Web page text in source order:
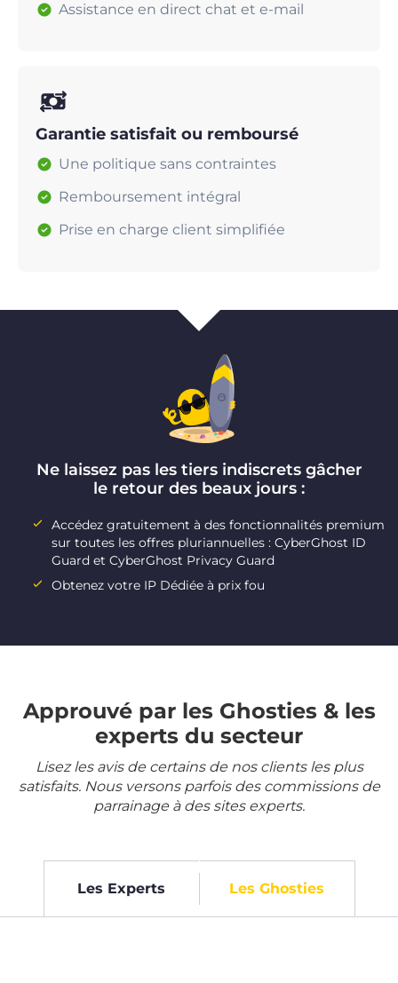
Assistance en direct chat et e-mail
Garantie satisfait ou remboursé
Une politique sans contraintes
Remboursement intégral
Prise en charge client simplifiée
Ne laissez pas les tiers indiscrets gâcher
le retour des beaux jours :
Accédez gratuitement à des fonctionnalités premium
sur toutes les offres pluriannuelles : CyberGhost ID
Guard et CyberGhost Privacy Guard
Obtenez votre IP Dédiée à prix fou
Approuvé par les Ghosties & les
experts du secteur
Lisez les avis de certains de nos clients les plus
satisfaits. Nous versons parfois des commissions de
parrainage à des sites experts.
Les Experts Les Ghosties